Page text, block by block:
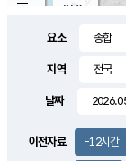
26.0
요소
지역
날짜
이전자료 -12시간